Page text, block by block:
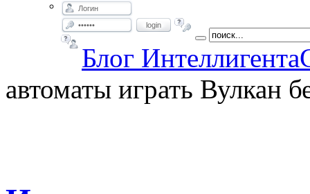
login
Блог Интеллигента
автоматы играть Вулкан